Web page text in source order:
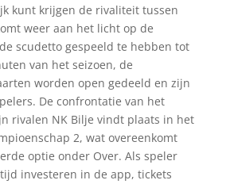
kunt krijgen de rivaliteit tussen
weer aan het licht op de
scudetto gespeeld te hebben tot
van het seizoen, de
worden open gedeeld en zijn
De confrontatie van het
rivalen NK Bilje vindt plaats in het
2, wat overeenkomt
optie onder Over. Als speler
investeren in de app, tickets